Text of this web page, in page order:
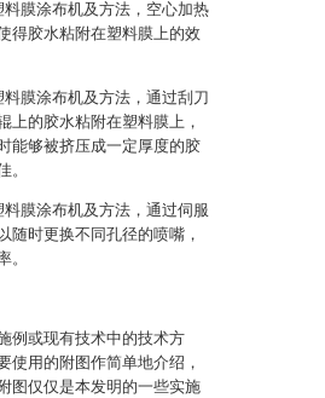
膜涂布机及方法，空心加热
得胶水粘附在塑料膜上的效
膜涂布机及方法，通过刮刀
上的胶水粘附在塑料膜上，
能够被挤压成一定厚度的胶
。
膜涂布机及方法，通过伺服
随时更换不同孔径的喷嘴，
。
例或现有技术中的技术方
使用的附图作简单地介绍，
图仅仅是本发明的一些实施